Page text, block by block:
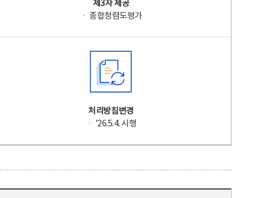
제3자 제공
ㆍ 종합청렴도평가
처리방침변경
ㆍ '26.5.4. 시행